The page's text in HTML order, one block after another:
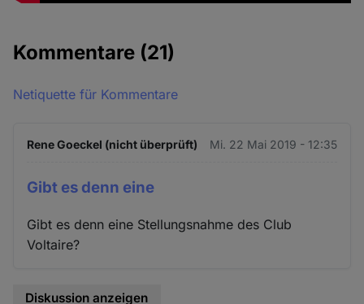
Kommentare (21)
Netiquette für Kommentare
Rene Goeckel (nicht überprüft) Mi. 22 Mai 2019 - 12:35
Gibt es denn eine
Gibt es denn eine Stellungsnahme des Club
Voltaire?
Diskussion anzeigen